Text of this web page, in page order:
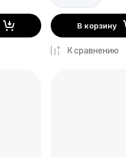
В корзину
К сравнению